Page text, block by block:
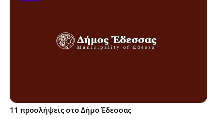
11 προσλήψεις στο Δήμο Έδεσσας